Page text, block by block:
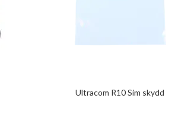
Ultracom R10 Sim skydd